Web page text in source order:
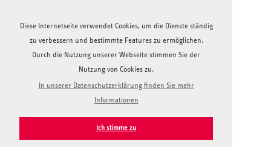
Diese Internetseite verwendet Cookies, um die Dienste ständig
zu verbessern und bestimmte Features zu ermöglichen.
Durch die Nutzung unserer Webseite stimmen Sie der
Nutzung von Cookies zu.
In unserer Datenschutzerklärung finden Sie mehr
Informationen
Ich stimme zu